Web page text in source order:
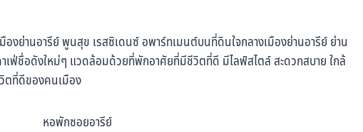
งย่านอารีย์ พูนสุข เรสซิเดนซ์ อพาร์ทเมนต์บนที่ดินใจกลางเมืองย่านอารีย์ ย่าน
เฟ่ชื่อดังใหม่ๆ แวดล้อมด้วยที่พักอาศัยที่มีชีวิตที่ดี มีไลฟ์สไตล์ สะดวกสบาย ใกล้
ตที่ดีของคนเมือง